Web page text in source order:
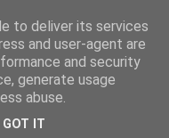
to deliver its services
and user-agent are
and security
generate usage
abuse.
GOT IT